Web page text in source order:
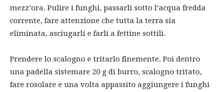
mezz’ora. Pulire i funghi, passarli sotto l’acqua fredda
corrente, fare attenzione che tutta la terra sia
eliminata, asciugarli e farli a fettine sottili.
Prendere lo scalogno e tritarlo finemente. Poi dentro
una padella sistemare 20 g di burro, scalogno tritato,
fare rosolare e una volta appassito aggiungere i funghi